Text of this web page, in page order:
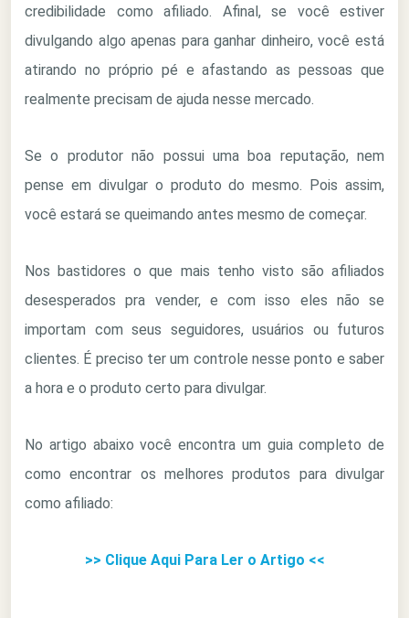
credibilidade como afiliado. Afinal, se você estiver
divulgando algo apenas para ganhar dinheiro, você está
atirando no próprio pé e afastando as pessoas que
realmente precisam de ajuda nesse mercado.
Se o produtor não possui uma boa reputação, nem
pense em divulgar o produto do mesmo. Pois assim,
você estará se queimando antes mesmo de começar.
Nos bastidores o que mais tenho visto são afiliados
desesperados pra vender, e com isso eles não se
importam com seus seguidores, usuários ou futuros
clientes. É preciso ter um controle nesse ponto e saber
a hora e o produto certo para divulgar.
No artigo abaixo você encontra um guia completo de
como encontrar os melhores produtos para divulgar
como afiliado:
>> Clique Aqui Para Ler o Artigo <<